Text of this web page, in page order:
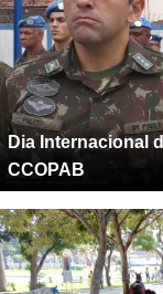
Dia Internacional
CCOPAB